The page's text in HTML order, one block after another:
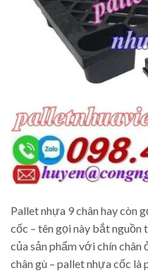
Pallet nhựa 9 chân hay còn
cốc – tên gọi này bắt nguồn
của sản phẩm với chín
chân gù – pallet nhựa cốc